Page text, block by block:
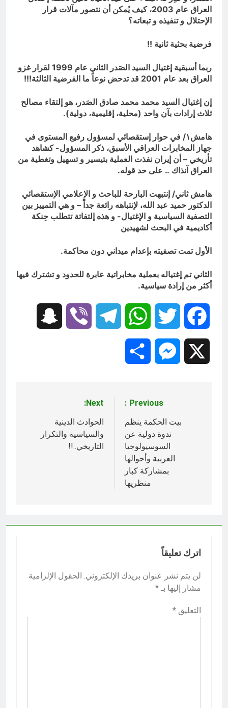
العراق عام 2003، كيف يُمكن أن نتصور مآلات قرار
الإحتلال و تنفيذه و تبعاته؟
فرضية بحثية ثانية !!
ربما أسبقية إغتيال السيد الصَدر الثاني عام 1999 لقرار غزو
العراق بعد عام 2001 قد تدحض نوعاً ما الفرضية الثالثة!!!
إن إغتيال السيد محمد محمد صادق الصَدر، هو إلتقاء مصالح
ثلاث إرادات بآن واحد (محلية، إقليمية، دولية).
هامش١/ في حوار إستقصائي لمسؤول رفيع المستوى في
جهاز المخابرات العراقي الأسبق، ذكر المسؤول- كشاهد
تأريخي – أن إيران نفذت العملية بتيسير و تسهيل وتغطية من
العراق آنذاك .. على حد قوله.
هامش ثاني/ إنتبهت البارحة للباحث و الإعلامي الإستقصائي
الدكتور حميد عبد الله، لإنتباهه رائعة جداً – و هي التمييز بين
التصفية السياسية و الإغتيال- و هذه إلتفاتة تتطلب حِنكة
أكاديمية في البحث لشهيدين
الأول تمت تصفيته بإعدام ميداني دون محاكمة.
الثاني تم إغتياله بعملية مخابراتية عابرة للحدود و تشترك فيها
أكثر من إرادة سياسية.
Facebook
Twitter
WhatsApp
Telegram
Viber
Messenger
المقالات
Previous:
بيت الحكمة ينظم
ندوة دولية عن
السوسيولوجيا
العربية وأحوالها
بمشاركة كبار
منظريها
Next:
الحوادث الدينية
والسياسية والتكرار
التاريخي..!!
اترك تعليقاً
لن يتم نشر عنوان بريدك الإلكتروني. الحقول الإلزامية
مشار إليها بـ *
التعليق *